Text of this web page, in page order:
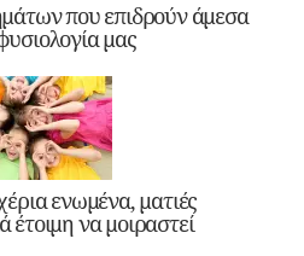
που επιδρούν άμεσα
μας
ενωμένα, ματιές
έτοιμη να μοιραστεί